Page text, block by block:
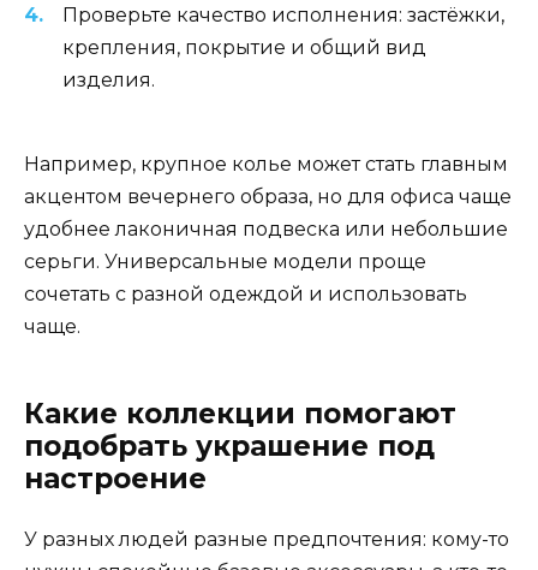
Проверьте качество исполнения: застёжки,
крепления, покрытие и общий вид
изделия.
Например, крупное колье может стать главным
акцентом вечернего образа, но для офиса чаще
удобнее лаконичная подвеска или небольшие
серьги. Универсальные модели проще
сочетать с разной одеждой и использовать
чаще.
Какие коллекции помогают
подобрать украшение под
настроение
У разных людей разные предпочтения: кому-то